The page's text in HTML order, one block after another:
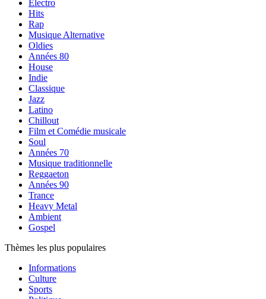
Electro
Hits
Rap
Musique Alternative
Oldies
Années 80
House
Indie
Classique
Jazz
Latino
Chillout
Film et Comédie musicale
Soul
Années 70
Musique traditionnelle
Reggaeton
Années 90
Trance
Heavy Metal
Ambient
Gospel
Thèmes les plus populaires
Informations
Culture
Sports